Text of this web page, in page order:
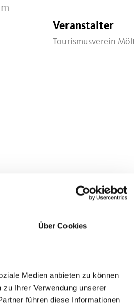
Über Cookies
Medien anbieten zu können
Ihrer Verwendung unserer
führen diese Informationen
Veranstalter
Tourismusverein